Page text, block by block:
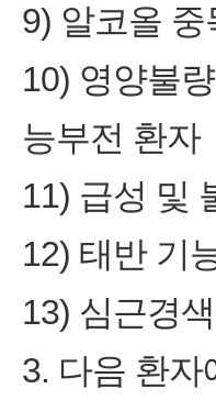
9) 알코올 중
10) 영양불
능부전 환자
11) 급성 및
12) 태반 기
13) 심근경
3. 다음 환자